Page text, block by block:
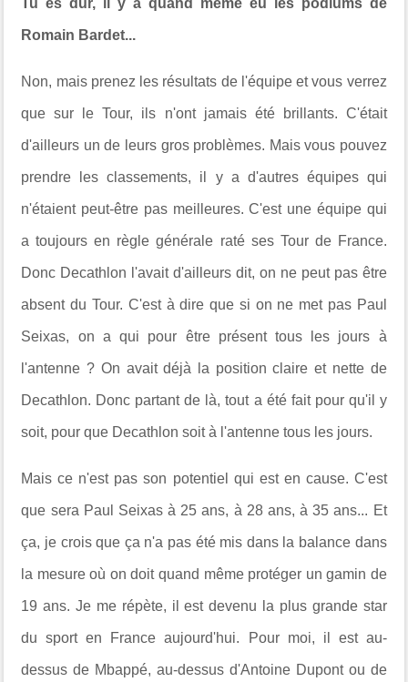
Romain Bardet...
Non, mais prenez les résultats de l'équipe et vous verrez
que sur le Tour, ils n'ont jamais été brillants. C'était
d'ailleurs un de leurs gros problèmes. Mais vous pouvez
prendre les classements, il y a d'autres équipes qui
n'étaient peut-être pas meilleures. C'est une équipe qui
a toujours en règle générale raté ses Tour de France.
Donc Decathlon l'avait d'ailleurs dit, on ne peut pas être
absent du Tour. C'est à dire que si on ne met pas Paul
Seixas, on a qui pour être présent tous les jours à
l'antenne ? On avait déjà la position claire et nette de
Decathlon. Donc partant de là, tout a été fait pour qu'il y
soit, pour que Decathlon soit à l'antenne tous les jours.
Mais ce n'est pas son potentiel qui est en cause. C'est
que sera Paul Seixas à 25 ans, à 28 ans, à 35 ans... Et
ça, je crois que ça n'a pas été mis dans la balance dans
la mesure où on doit quand même protéger un gamin de
19 ans. Je me répète, il est devenu la plus grande star
du sport en France aujourd'hui. Pour moi, il est au-
dessus de Mbappé, au-dessus d'Antoine Dupont ou de